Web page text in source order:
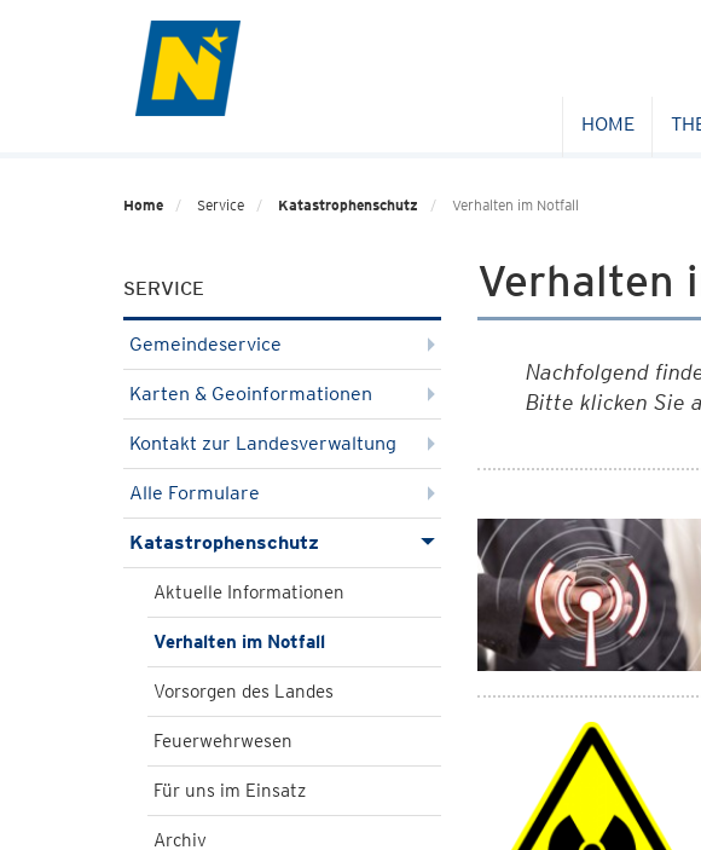
HOME
Home Service Katastrophenschutz Verhalten im Notfall
SERVICE
Gemeindeservice
Karten & Geoinformationen
Kontakt zur Landesverwaltung
Alle Formulare
Katastrophenschutz
Aktuelle Informationen
Verhalten im Notfall
Vorsorgen des Landes
Feuerwehrwesen
Für uns im Einsatz
Archiv
Verhalten
Nachfolgend
Bitte klicken Sie